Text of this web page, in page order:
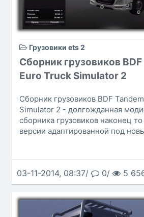
Грузовики ets 2
Сборник грузовиков
Euro Truck Simulator 2
Сборник грузовиков BDF
Simulator 2 - долгожданная
сборника грузовиков наконец
версии адаптированной под
03-11-2014, 08:37/ 0/ 5